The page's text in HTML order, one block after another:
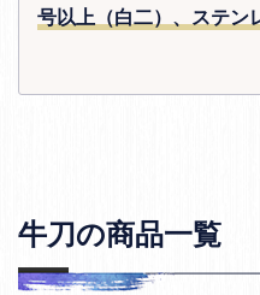
号以上（白二）、ステン
牛刀の商品一覧